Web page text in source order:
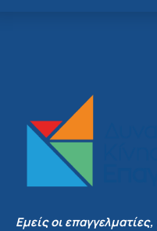
Εμείς οι επαγγελματίες,